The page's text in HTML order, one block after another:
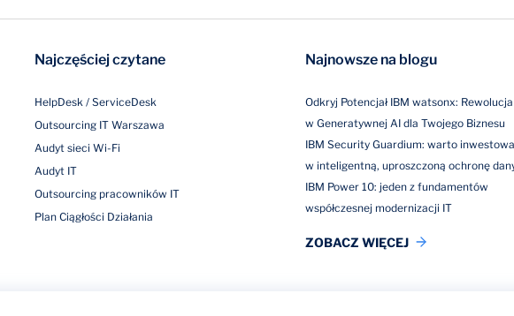
Najczęściej czytane
HelpDesk / ServiceDesk
Outsourcing IT Warszawa
Audyt sieci Wi-Fi
Audyt IT
Outsourcing pracowników IT
Plan Ciągłości Działania
Najnowsze na blogu
Odkryj Potencjał IBM watsonx: Rewolucja
w Generatywnej AI dla Twojego Biznesu
IBM Security Guardium: warto
w inteligentną, uproszczoną ochronę
IBM Power 10: jeden z fundamentów
współczesnej modernizacji IT
ZOBACZ WIĘCEJ